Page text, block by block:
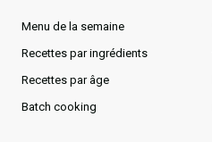
Menu de la semaine​
Recettes par ingrédients
Recettes par âge
Batch cooking